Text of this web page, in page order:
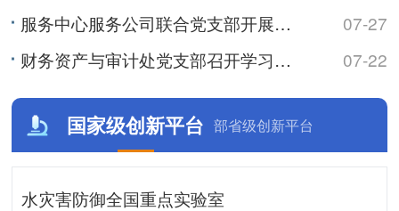
服务中心服务公司联合党支部开展树立和践行正确政绩观学习教育专题党课
07-27
财务资产与审计处党支部召开学习会暨专题党课
07-22
国家级创新平台 部省级创新平台
水灾害防御全国重点实验室